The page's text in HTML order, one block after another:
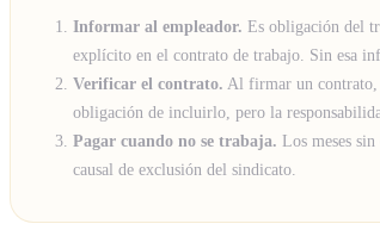
Informar al empleador. Es obligación del
explícito en el contrato de trabajo. Sin esa
Verificar el contrato. Al firmar un contrato,
obligación de incluirlo, pero la
Pagar cuando no se trabaja. Los meses
causal de exclusión del sindicato.